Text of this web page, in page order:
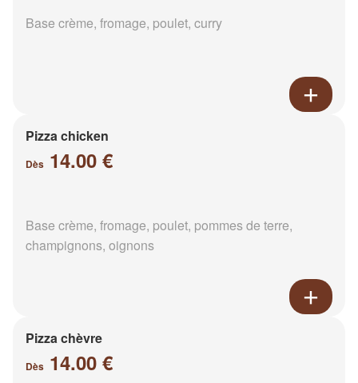
Base crème, fromage, poulet, curry
Pizza chicken
Dès 14.00 €
Base crème, fromage, poulet, pommes de terre,
champignons, oignons
Pizza chèvre
Dès 14.00 €